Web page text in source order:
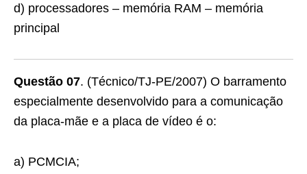
d) processadores – memória RAM – memória
principal
Questão 07. (Técnico/TJ-PE/2007) O barramento
especialmente desenvolvido para a comunicação
da placa-mãe e a placa de vídeo é o:
a) PCMCIA;